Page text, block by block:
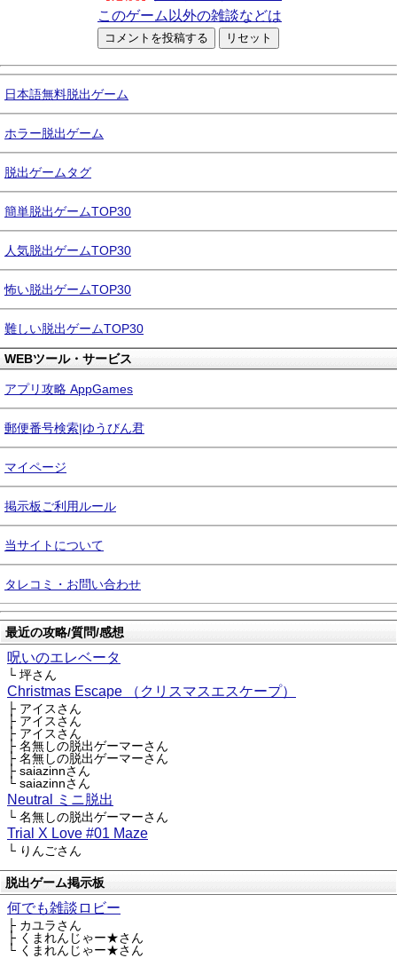
このゲーム以外の雑談などは
日本語無料脱出ゲーム
ホラー脱出ゲーム
脱出ゲームタグ
簡単脱出ゲームTOP30
人気脱出ゲームTOP30
怖い脱出ゲームTOP30
難しい脱出ゲームTOP30
WEBツール・サービス
アプリ攻略 AppGames
郵便番号検索|ゆうびん君
マイページ
掲示板ご利用ルール
当サイトについて
タレコミ・お問い合わせ
最近の攻略/質問/感想
呪いのエレベータ
└ 坪さん
Christmas Escape （クリスマスエスケープ）
├ アイスさん
├ アイスさん
├ アイスさん
├ 名無しの脱出ゲーマーさん
├ 名無しの脱出ゲーマーさん
├ saiazinnさん
└ saiazinnさん
Neutral ミニ脱出
└ 名無しの脱出ゲーマーさん
Trial X Love #01 Maze
└ りんごさん
脱出ゲーム掲示板
何でも雑談ロビー
├ カユラさん
├ くまれんじゃー★さん
└ くまれんじゃー★さん